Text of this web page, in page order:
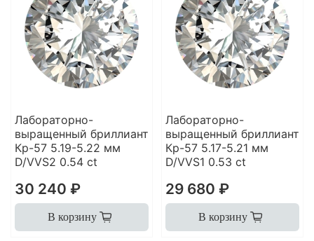
Лабораторно-
выращенный бриллиант
Кр-57 5.19-5.22 мм
D/VVS2 0.54 ct
30 240 ₽
В корзину
Лабораторно-
выращенный бриллиант
Кр-57 5.17-5.21 мм
D/VVS1 0.53 ct
29 680 ₽
В корзину